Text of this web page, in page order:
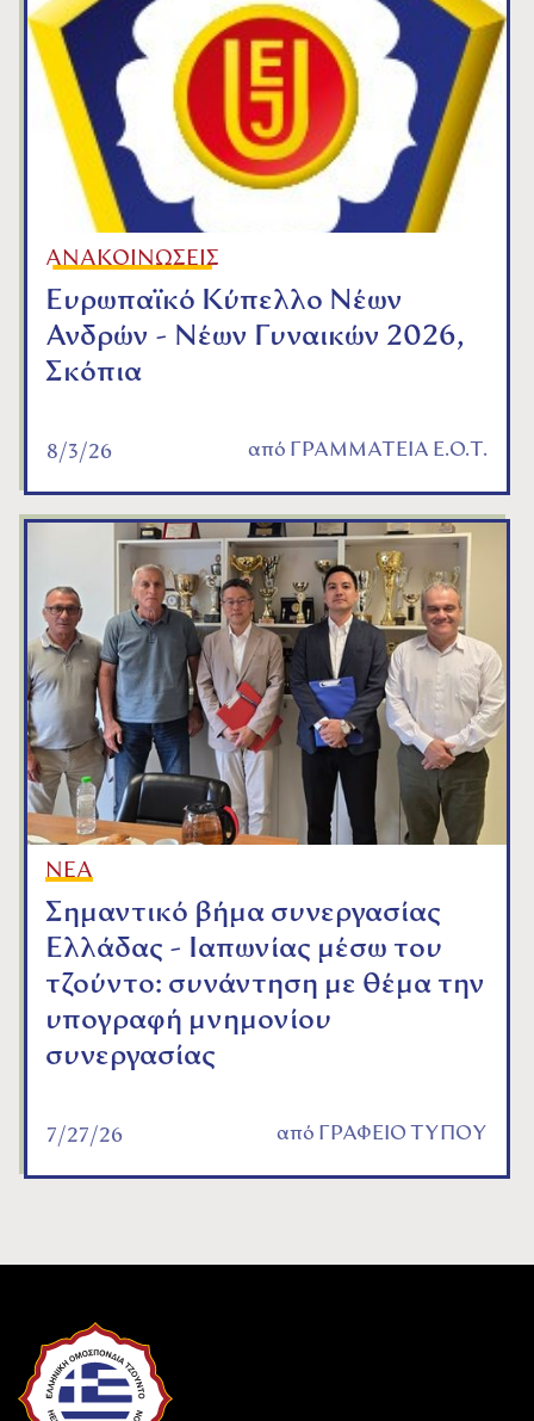
ΑΝΑΚΟΙΝΩΣΕΙΣ
Ευρωπαϊκό Κύπελλο Νέων
Ανδρών - Νέων Γυναικών 2026,
Σκόπια
8/3/26 από ΓΡΑΜΜΑΤΕΙΑ Ε.Ο.Τ.
ΝΕΑ
Σημαντικό βήμα συνεργασίας
Ελλάδας - Ιαπωνίας μέσω του
τζούντο: συνάντηση με θέμα την
υπογραφή μνημονίου
συνεργασίας
7/27/26 από ΓΡΑΦΕΙΟ ΤΥΠΟΥ